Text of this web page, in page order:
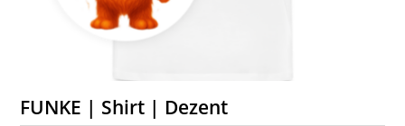
FUNKE | Shirt | Dezent